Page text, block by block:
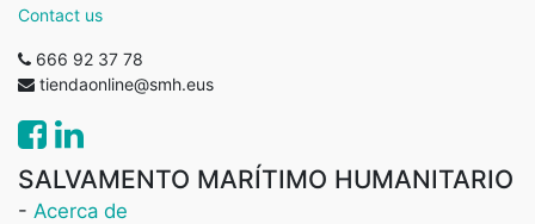
Contact us
666 92 37 78
tiendaonline@smh.eus
SALVAMENTO MARÍTIMO HUMANITARIO
- Acerca de